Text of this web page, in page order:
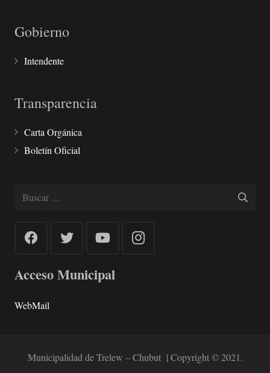
Gobierno
Intendente
Transparencia
Carta Orgánica
Boletín Oficial
Acceso Municipal
WebMail
Municipalidad de Trelew – Chubut | Copyright © 2021.